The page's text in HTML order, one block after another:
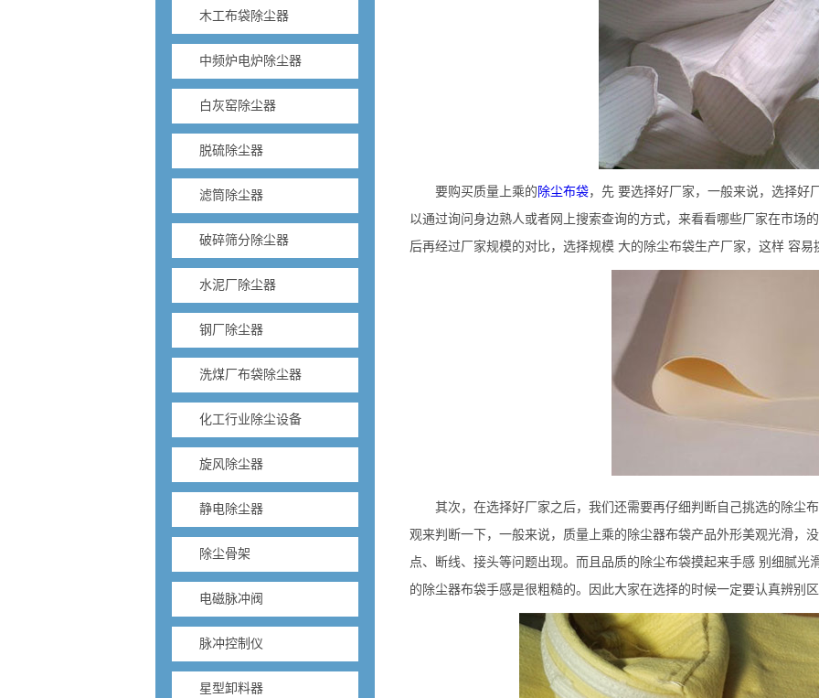
木工布袋除尘器
中频炉电炉除尘器
白灰窑除尘器
脱硫除尘器
滤筒除尘器
破碎筛分除尘器
水泥厂除尘器
钢厂除尘器
洗煤厂布袋除尘器
化工行业除尘设备
旋风除尘器
静电除尘器
除尘骨架
电磁脉冲阀
脉冲控制仪
星型卸料器
要购买质量上乘的 除尘布袋，先 要选择好厂家，一般来说，选择好
以通过询问身边熟人或者网上搜索查询的方式，来看看哪些厂家在市场
后再经过厂家规模的对比，选择规模 大的除尘布袋生产厂家，这样 容
其次，在选择好厂家之后，我们还需要再仔细判断自己挑选的 除尘
观来判断一下，一般来说，质量上乘的除尘器布袋产品外形美观光滑，
点、断线、接头等问题出现。 而且 品质的 除尘布袋摸起来手感 别细腻光
的 除尘器布袋手感是很粗糙的。因此大家在选择的时候一定要认真辨别